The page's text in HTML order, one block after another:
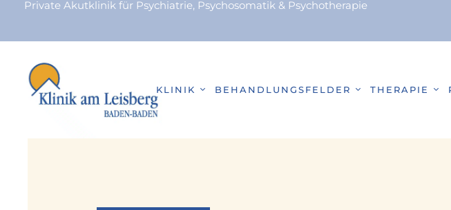
Private Akutklinik für Psychiatrie, Psychosomatik & Psychotherapie
KLINIK BEHANDLUNGSFELDER THERAPIE